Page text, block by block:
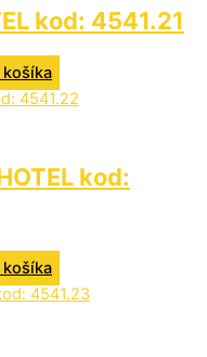
kod: 4541.21
kod: